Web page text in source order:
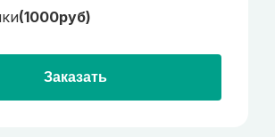
(1000руб)
Заказать